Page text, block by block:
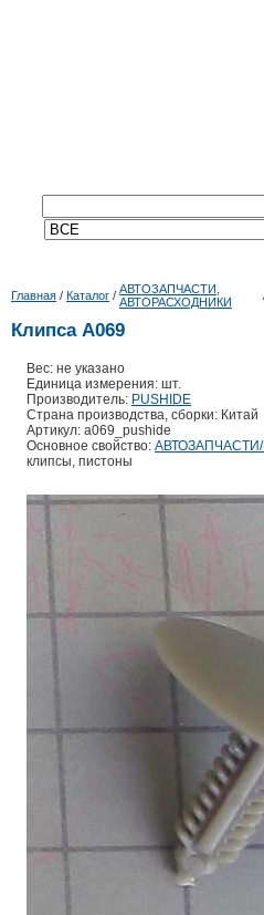
Главная / Каталог / АВТОЗАПЧАСТИ,
АВТОРАСХОДНИКИ
Клипса А069
Вес: не указано
Единица измерения: шт.
Производитель: PUSHIDE
Страна производства, сборки: Китай
Артикул: a069_pushide
Основное свойство:
клипсы, пистоны